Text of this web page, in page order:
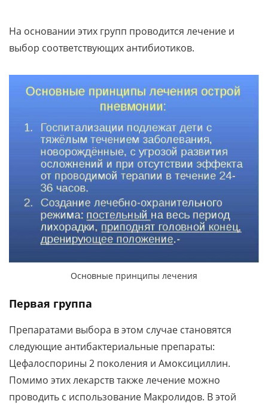
На основании этих групп проводится лечение и
выбор соответствующих антибиотиков.
Основные принципы лечения
Первая группа
Препаратами выбора в этом случае становятся
следующие антибактериальные препараты:
Цефалоспорины 2 поколения и Амоксициллин.
Помимо этих лекарств также лечение можно
проводить с использование Макролидов. В этой